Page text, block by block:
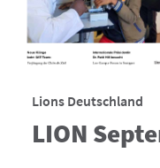
Lions Deutschland
LION